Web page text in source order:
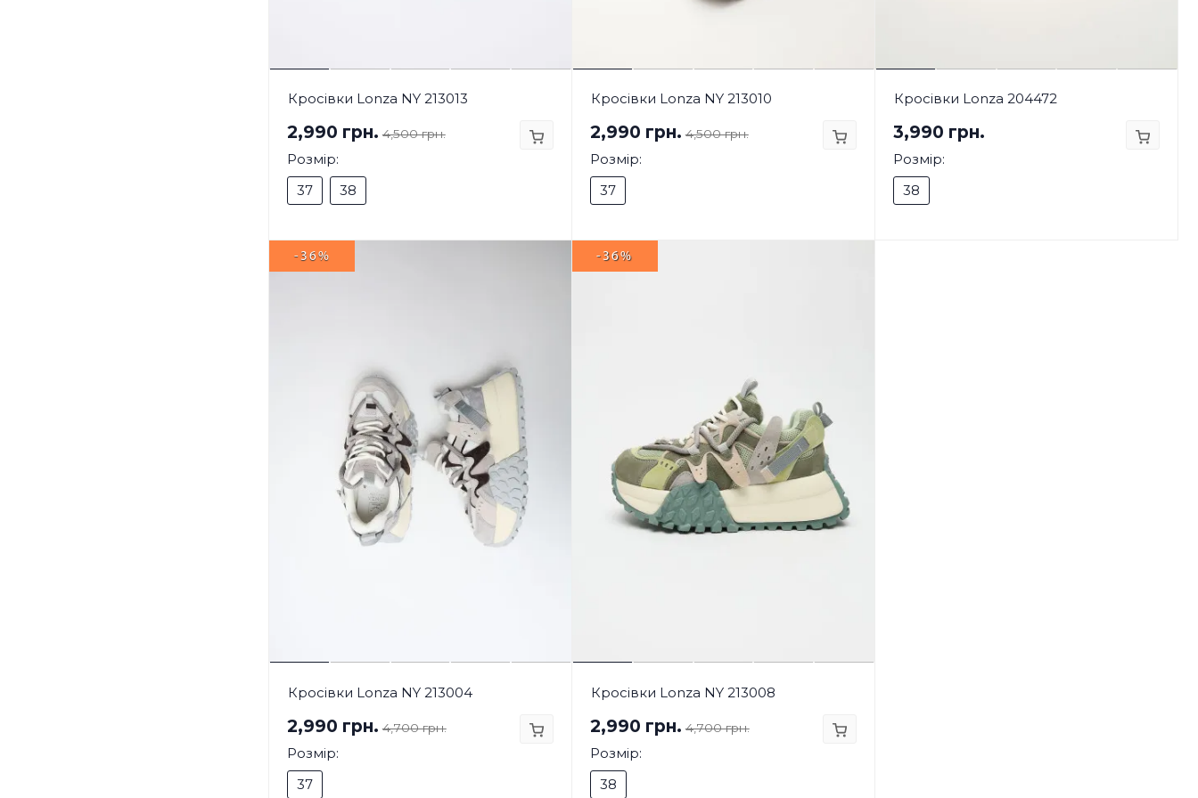
Кросівки Lonza NY 213013
2,990 грн. 4,500 грн.
Розмір:
37
38
Кросівки Lonza NY 213010
2,990 грн. 4,500 грн.
Розмір:
37
Кросівки Lonza 204472
3,990 грн.
Розмір:
38
-36%
Кросівки Lonza NY 213004
2,990 грн. 4,700 грн.
Розмір:
37
-36%
Кросівки Lonza NY 213008
2,990 грн. 4,700 грн.
Розмір:
38